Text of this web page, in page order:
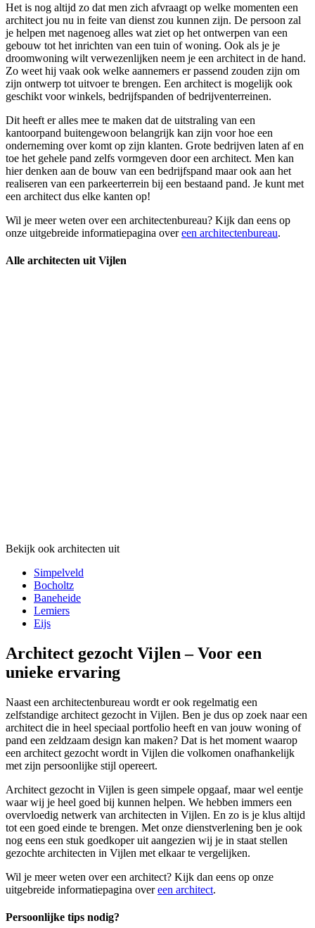
Het is nog altijd zo dat men zich afvraagt op welke momenten een
architect jou nu in feite van dienst zou kunnen zijn. De persoon zal
je helpen met nagenoeg alles wat ziet op het ontwerpen van een
gebouw tot het inrichten van een tuin of woning. Ook als je je
droomwoning wilt verwezenlijken neem je een architect in de hand.
Zo weet hij vaak ook welke aannemers er passend zouden zijn om
zijn ontwerp tot uitvoer te brengen. Een architect is mogelijk ook
geschikt voor winkels, bedrijfspanden of bedrijventerreinen.
Dit heeft er alles mee te maken dat de uitstraling van een
kantoorpand buitengewoon belangrijk kan zijn voor hoe een
onderneming over komt op zijn klanten. Grote bedrijven laten af en
toe het gehele pand zelfs vormgeven door een architect. Men kan
hier denken aan de bouw van een bedrijfspand maar ook aan het
realiseren van een parkeerterrein bij een bestaand pand. Je kunt met
een architect dus elke kanten op!
Wil je meer weten over een architectenbureau? Kijk dan eens op
onze uitgebreide informatiepagina overeen architectenbureau.
Alle architecten uit Vijlen
Bekijk ook architecten uit
Simpelveld
Bocholtz
Baneheide
Lemiers
Eijs
Architect gezocht Vijlen – Voor een
unieke ervaring
Naast een architectenbureau wordt er ook regelmatig een
zelfstandige architect gezocht in Vijlen. Ben je dus op zoek naar een
architect die in heel speciaal portfolio heeft en van jouw woning of
pand een zeldzaam design kan maken? Dat is het moment waarop
een architect gezocht wordt in Vijlen die volkomen onafhankelijk
met zijn persoonlijke stijl opereert.
Architect gezocht in Vijlen is geen simpele opgaaf, maar wel eentje
waar wij je heel goed bij kunnen helpen. We hebben immers een
overvloedig netwerk van architecten in Vijlen. En zo is je klus altijd
tot een goed einde te brengen. Met onze dienstverlening ben je ook
nog eens een stuk goedkoper uit aangezien wij je in staat stellen
gezochte architecten in Vijlen met elkaar te vergelijken.
Wil je meer weten over een architect? Kijk dan eens op onze
uitgebreide informatiepagina overeen architect.
Persoonlijke tips nodig?